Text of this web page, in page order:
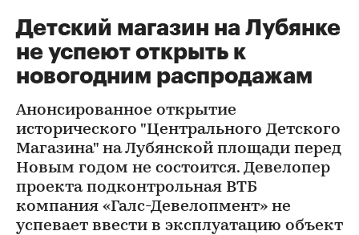
Детский магазин на Лубянке
не успеют открыть к
новогодним распродажам
Анонсированное открытие
исторического "Центрального Детского
Магазина" на Лубянской площади перед
Новым годом не состоится. Девелопер
проекта подконтрольная ВТБ
компания «Галс-Девелопмент» не
успевает ввести в эксплуатацию объект